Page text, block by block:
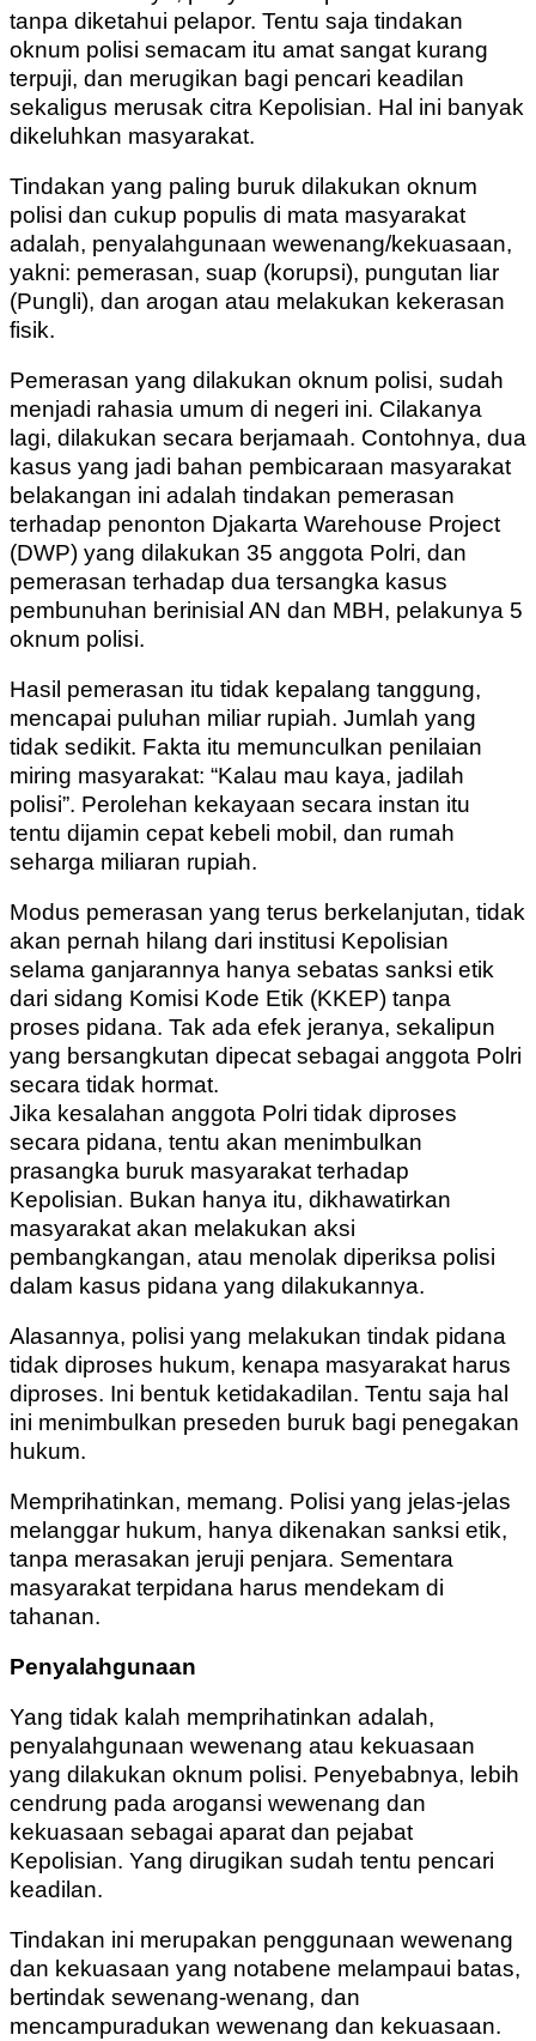
tanpa diketahui pelapor. Tentu saja tindakan
oknum polisi semacam itu amat sangat kurang
terpuji, dan merugikan bagi pencari keadilan
sekaligus merusak citra Kepolisian. Hal ini banyak
dikeluhkan masyarakat.
Tindakan yang paling buruk dilakukan oknum
polisi dan cukup populis di mata masyarakat
adalah, penyalahgunaan wewenang/kekuasaan,
yakni: pemerasan, suap (korupsi), pungutan liar
(Pungli), dan arogan atau melakukan kekerasan
fisik.
Pemerasan yang dilakukan oknum polisi, sudah
menjadi rahasia umum di negeri ini. Cilakanya
lagi, dilakukan secara berjamaah. Contohnya, dua
kasus yang jadi bahan pembicaraan masyarakat
belakangan ini adalah tindakan pemerasan
terhadap penonton Djakarta Warehouse Project
(DWP) yang dilakukan 35 anggota Polri, dan
pemerasan terhadap dua tersangka kasus
pembunuhan berinisial AN dan MBH, pelakunya 5
oknum polisi.
Hasil pemerasan itu tidak kepalang tanggung,
mencapai puluhan miliar rupiah. Jumlah yang
tidak sedikit. Fakta itu memunculkan penilaian
miring masyarakat: “Kalau mau kaya, jadilah
polisi”. Perolehan kekayaan secara instan itu
tentu dijamin cepat kebeli mobil, dan rumah
seharga miliaran rupiah.
Modus pemerasan yang terus berkelanjutan, tidak
akan pernah hilang dari institusi Kepolisian
selama ganjarannya hanya sebatas sanksi etik
dari sidang Komisi Kode Etik (KKEP) tanpa
proses pidana. Tak ada efek jeranya, sekalipun
yang bersangkutan dipecat sebagai anggota Polri
secara tidak hormat.
Jika kesalahan anggota Polri tidak diproses
secara pidana, tentu akan menimbulkan
prasangka buruk masyarakat terhadap
Kepolisian. Bukan hanya itu, dikhawatirkan
masyarakat akan melakukan aksi
pembangkangan, atau menolak diperiksa polisi
dalam kasus pidana yang dilakukannya.
Alasannya, polisi yang melakukan tindak pidana
tidak diproses hukum, kenapa masyarakat harus
diproses. Ini bentuk ketidakadilan. Tentu saja hal
ini menimbulkan preseden buruk bagi penegakan
hukum.
Memprihatinkan, memang. Polisi yang jelas-jelas
melanggar hukum, hanya dikenakan sanksi etik,
tanpa merasakan jeruji penjara. Sementara
masyarakat terpidana harus mendekam di
tahanan.
Penyalahgunaan
Yang tidak kalah memprihatinkan adalah,
penyalahgunaan wewenang atau kekuasaan
yang dilakukan oknum polisi. Penyebabnya, lebih
cendrung pada arogansi wewenang dan
kekuasaan sebagai aparat dan pejabat
Kepolisian. Yang dirugikan sudah tentu pencari
keadilan.
Tindakan ini merupakan penggunaan wewenang
dan kekuasaan yang notabene melampaui batas,
bertindak sewenang-wenang, dan
mencampuradukan wewenang dan kekuasaan.